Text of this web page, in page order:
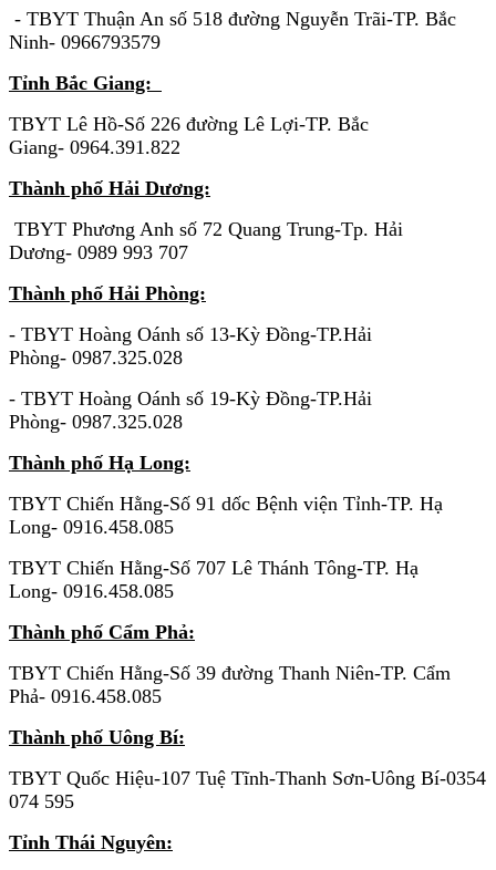
- TBYT Thuận An số 518 đường Nguyễn Trãi-TP. Bắc
Ninh- 0966793579
Tỉnh Bắc Giang:
TBYT Lê Hồ-Số 226 đường Lê Lợi-TP. Bắc
Giang- 0964.391.822
Thành phố Hải Dương:
TBYT Phương Anh số 72 Quang Trung-Tp. Hải
Dương- 0989 993 707
Thành phố Hải Phòng:
- TBYT Hoàng Oánh số 13-Kỳ Đồng-TP.Hải
Phòng- 0987.325.028
- TBYT Hoàng Oánh số 19-Kỳ Đồng-TP.Hải
Phòng- 0987.325.028
Thành phố Hạ Long:
TBYT Chiến Hằng-Số 91 dốc Bệnh viện Tỉnh-TP. Hạ
Long- 0916.458.085
TBYT Chiến Hằng-Số 707 Lê Thánh Tông-TP. Hạ
Long- 0916.458.085
Thành phố Cẩm Phả:
TBYT Chiến Hằng-Số 39 đường Thanh Niên-TP. Cẩm
Phả- 0916.458.085
Thành phố Uông Bí:
TBYT Quốc Hiệu-107 Tuệ Tĩnh-Thanh Sơn-Uông Bí-0354
074 595
Tỉnh Thái Nguyên: